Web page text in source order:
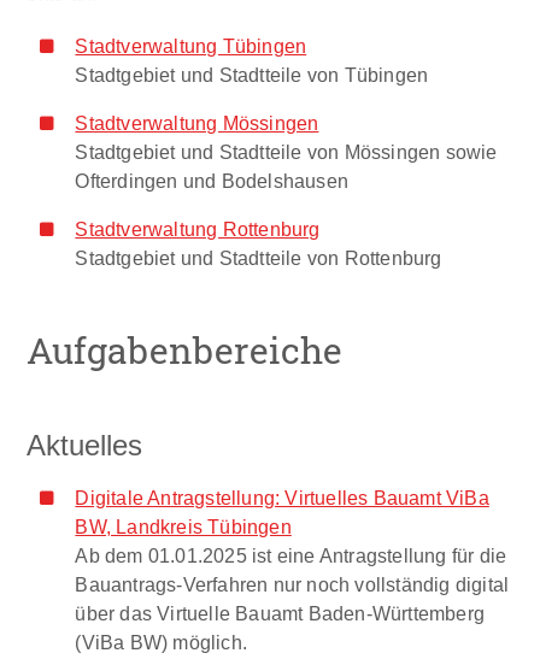
Stadtverwaltung Tübingen
Stadtgebiet und Stadtteile von Tübingen
Stadtverwaltung Mössingen
Stadtgebiet und Stadtteile von Mössingen sowie
Ofterdingen und Bodelshausen
Stadtverwaltung Rottenburg
Stadtgebiet und Stadtteile von Rottenburg
Aufgabenbereiche
Aktuelles
Digitale Antragstellung: Virtuelles Bauamt ViBa
BW, Landkreis Tübingen
Ab dem 01.01.2025 ist eine Antragstellung für die
Bauantrags-Verfahren nur noch vollständig digital
über das Virtuelle Bauamt Baden-Württemberg
(ViBa BW) möglich.